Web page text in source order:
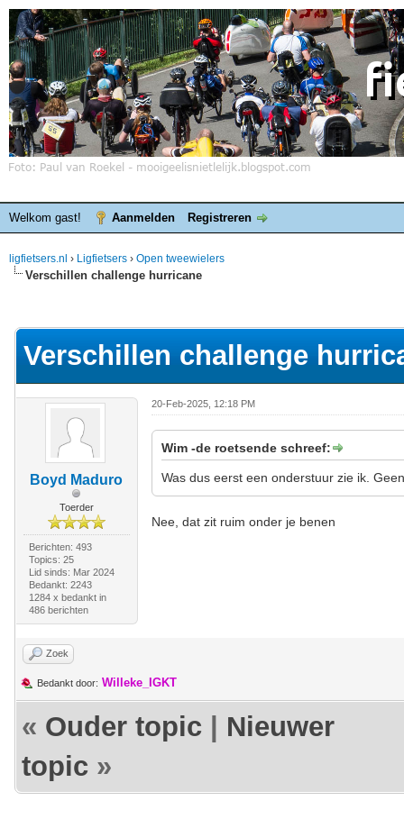
Welkom gast! Aanmelden Registreren
ligfietsers.nl › Ligfietsers › Open tweewielers
Verschillen challenge hurricane
Verschillen challenge
Boyd Maduro
Toerder
Berichten: 493
Topics: 25
Lid sinds: Mar 2024
Bedankt: 2243
1284 x bedankt in
486 berichten
20-Feb-2025, 12:18 PM
Wim -de roetsende schreef:
Was dus eerst een onderstuur zie ik.
Nee, dat zit ruim onder je benen
Zoek
Bedankt door: Willeke_IGKT
« Ouder topic
Nieuwer
topic »